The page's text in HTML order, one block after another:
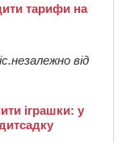
тарифи на
від
іграшки: у